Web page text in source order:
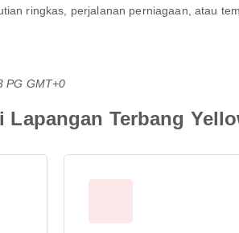
ringkas, perjalanan perniagaan, atau
PG GMT+0
Terbang